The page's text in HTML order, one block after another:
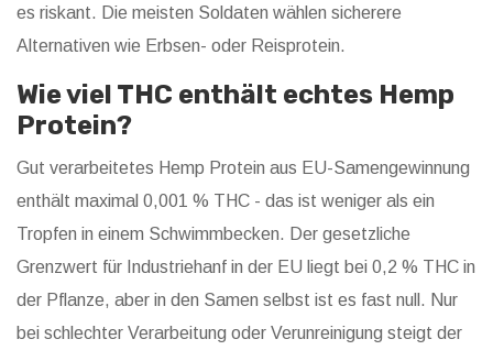
es riskant. Die meisten Soldaten wählen sicherere
Alternativen wie Erbsen- oder Reisprotein.
Wie viel THC enthält echtes Hemp
Protein?
Gut verarbeitetes Hemp Protein aus EU-Samengewinnung
enthält maximal 0,001 % THC - das ist weniger als ein
Tropfen in einem Schwimmbecken. Der gesetzliche
Grenzwert für Industriehanf in der EU liegt bei 0,2 % THC in
der Pflanze, aber in den Samen selbst ist es fast null. Nur
bei schlechter Verarbeitung oder Verunreinigung steigt der